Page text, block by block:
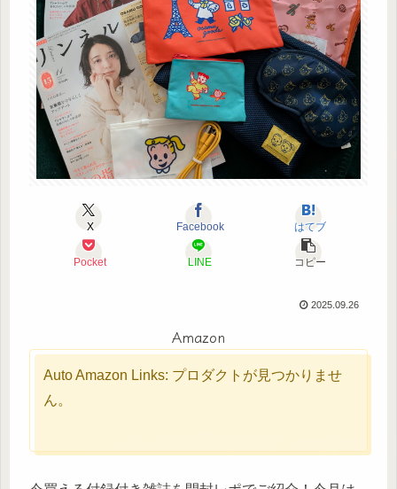
X Facebook はてブ
Pocket LINE コピー
2025.09.26
Amazon
Auto Amazon Links: プロダクトが見つかりませ
ん。